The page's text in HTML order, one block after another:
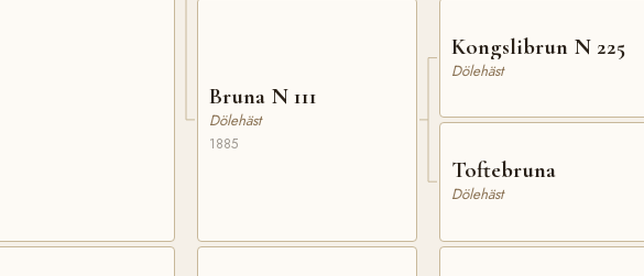
Bruna N 111
Dölehäst
1885
Kongslibrun N 225
Dölehäst
Toftebruna
Dölehäst